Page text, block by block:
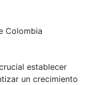
Colombia
establecer
un crecimiento